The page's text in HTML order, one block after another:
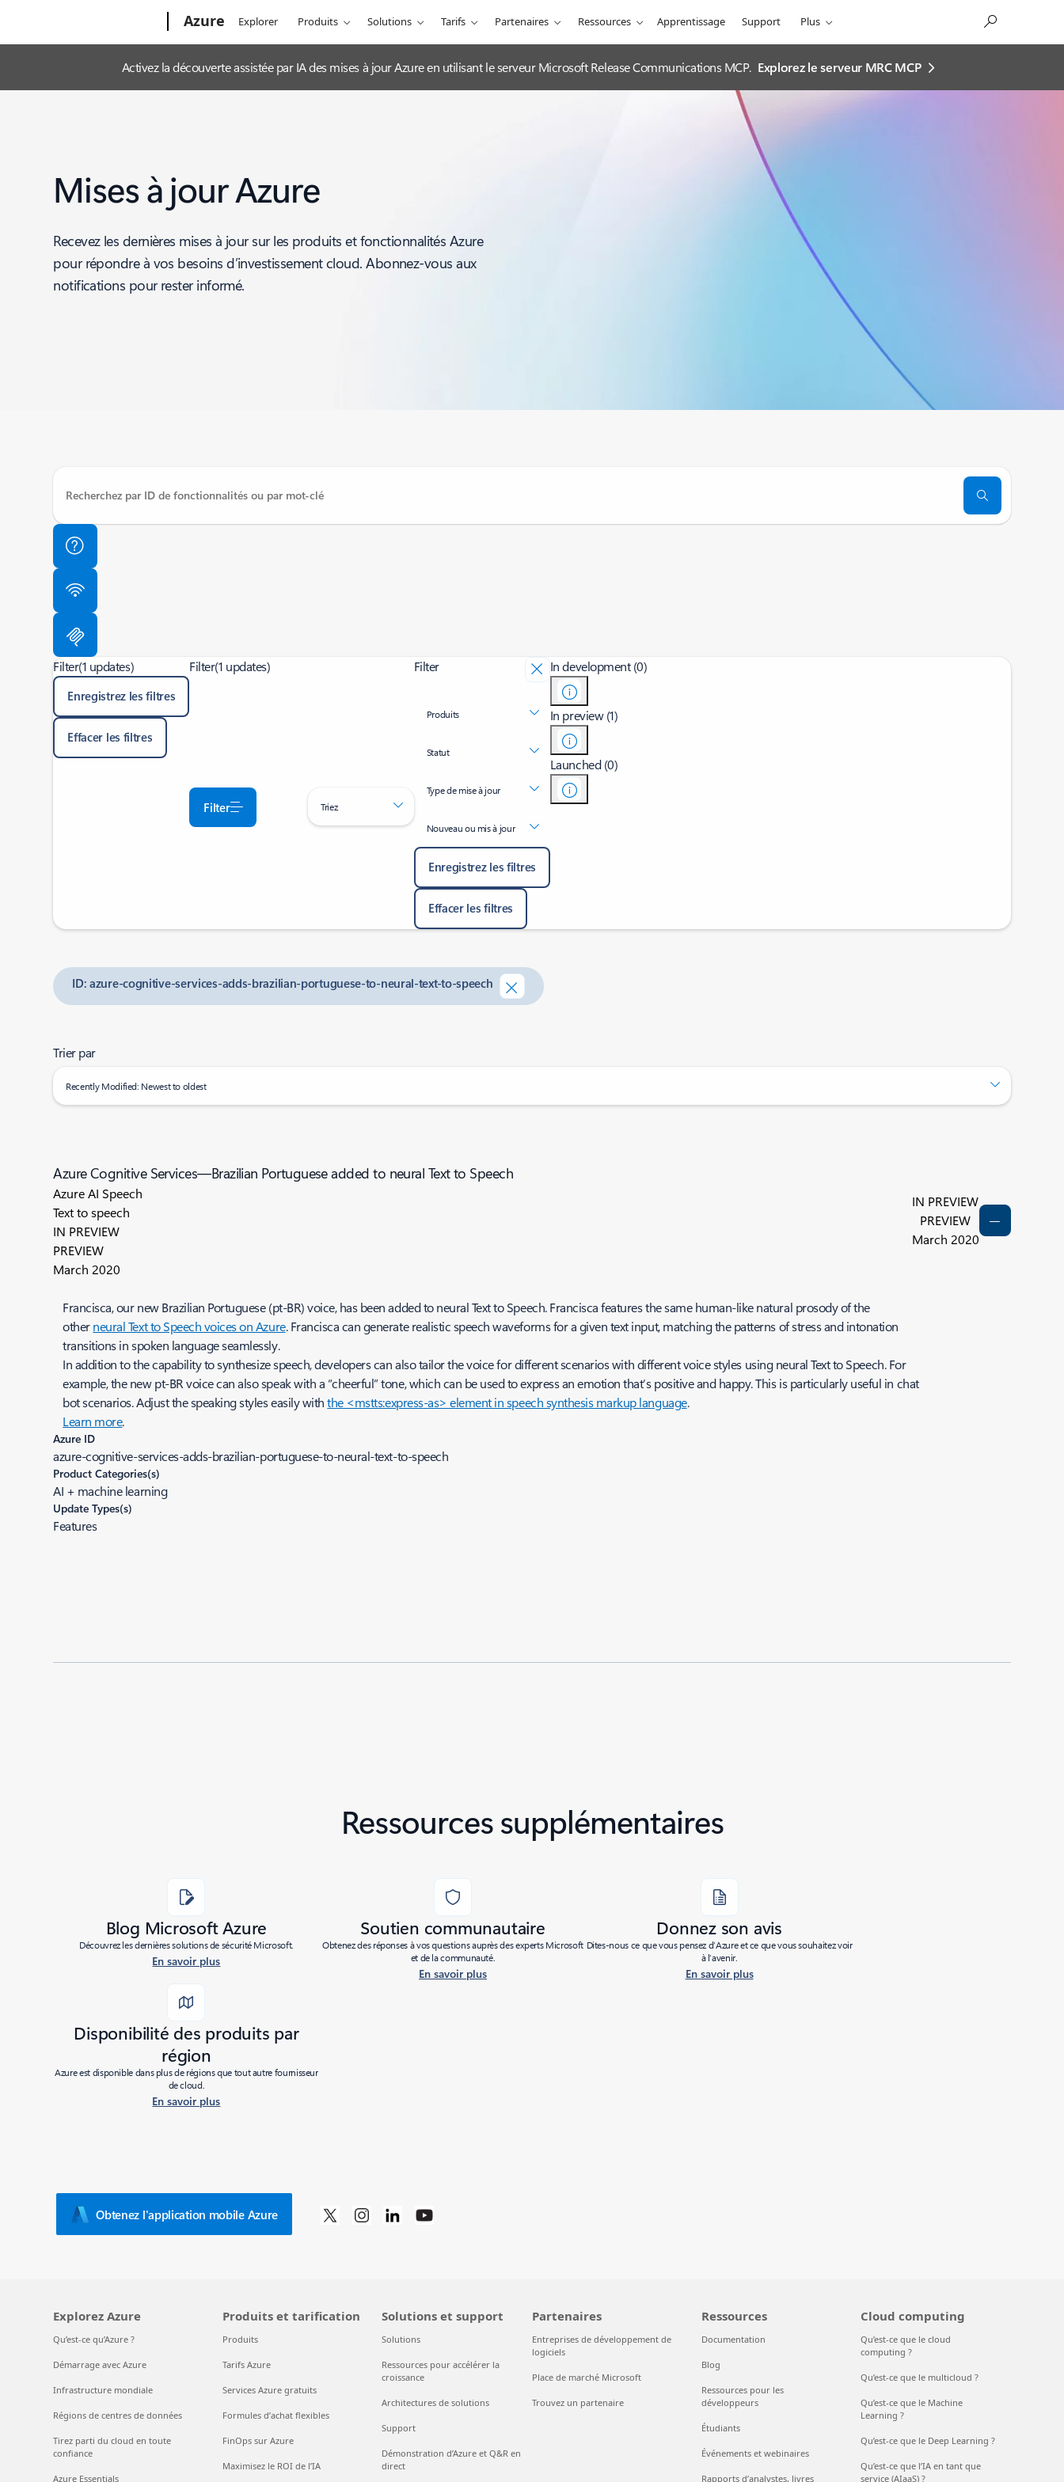
Azure Explorer Produits Solutions Tarifs Partenaires Ressources Apprentissage Support Plus
Activez la découverte assistée par IA des mises à jour Azure en utilisant le serveur Microsoft Release Communications MCP. Explorez le serveur MRC MCP
Mises à jour Azure
Recevez les dernières mises à jour sur les produits et fonctionnalités Azure
pour répondre à vos besoins d’investissement cloud. Abonnez-vous aux
notifications pour rester informé.
Filter(1 updates)
Enregistrez les filtres
Effacer les filtres
Filter(1 updates)
Filter Triez
Filter
Produits
Statut
Type de mise à jour
Nouveau ou mis à jour
Enregistrez les filtres
Effacer les filtres
In development (0)
In preview (1)
Launched (0)
ID: azure-cognitive-services-adds-brazilian-portuguese-to-neural-text-to-speech
Trier par
Recently Modified: Newest to oldest
Azure Cognitive Services—Brazilian Portuguese added to neural Text to Speech
Azure AI Speech
Text to speech
IN PREVIEW
PREVIEW
March 2020
IN PREVIEW
PREVIEW
March 2020
Francisca, our new Brazilian Portuguese (pt-BR) voice, has been added to neural Text to Speech. Francisca features the same human-like natural prosody of the
otherneural Text to Speech voices on Azure. Francisca can generate realistic speech waveforms for a given text input, matching the patterns of stress and intonation
transitions in spoken language seamlessly.
In addition to the capability to synthesize speech, developers can also tailor the voice for different scenarios with different voice styles using neural Text to Speech. For
example, the new pt-BR voice can also speak with a “cheerful” tone, which can be used to express an emotion that’s positive and happy. This is particularly useful in chat
bot scenarios. Adjust the speaking styles easily withthe <mstts:express-as> element in speech synthesis markup language.
Learn more.
Azure ID
azure-cognitive-services-adds-brazilian-portuguese-to-neural-text-to-speech
Product Categories(s)
AI + machine learning
Update Types(s)
Features
Ressources supplémentaires
Blog Microsoft Azure
Découvrez les dernières solutions de sécurité Microsoft.
En savoir plus
Soutien communautaire
Obtenez des réponses à vos questions auprès des experts Microsoft
et de la communauté.
En savoir plus
Donnez son avis
Dites-nous ce que vous pensez d’Azure et ce que vous souhaitez voir
à l’avenir.
En savoir plus
Disponibilité des produits par
région
Azure est disponible dans plus de régions que tout autre fournisseur
de cloud.
En savoir plus
Obtenez l'application mobile Azure
Explorez Azure
Qu’est-ce qu’Azure ?
Démarrage avec Azure
Infrastructure mondiale
Régions de centres de données
Tirez parti du cloud en toute
confiance
Azure Essentials
Produits et tarification
Produits
Tarifs Azure
Services Azure gratuits
Formules d’achat flexibles
FinOps sur Azure
Maximisez le ROI de l’IA
Solutions et support
Solutions
Ressources pour accélérer la
croissance
Architectures de solutions
Support
Démonstration d’Azure et Q&R en
direct
Partenaires
Entreprises de développement de
logiciels
Place de marché Microsoft
Trouvez un partenaire
Ressources
Documentation
Blog
Ressources pour les
développeurs
Étudiants
Événements et webinaires
Rapports d’analystes, livres
Cloud computing
Qu’est-ce que le cloud
computing ?
Qu’est-ce que le multicloud ?
Qu’est-ce que le Machine
Learning ?
Qu’est-ce que le Deep Learning ?
Qu’est-ce que l’IA en tant que
service (AIaaS) ?